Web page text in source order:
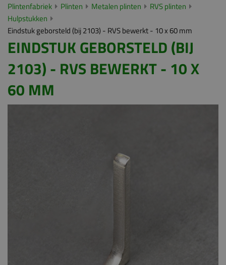
Plintenfabriek Plinten Metalen plinten
RVS plinten
Hulpstukken
Eindstuk geborsteld (bij 2103) - RVS bewerkt - 10 x 60 mm
EINDSTUK GEBORSTELD (BIJ
2103) - RVS BEWERKT - 10 X
60 MM